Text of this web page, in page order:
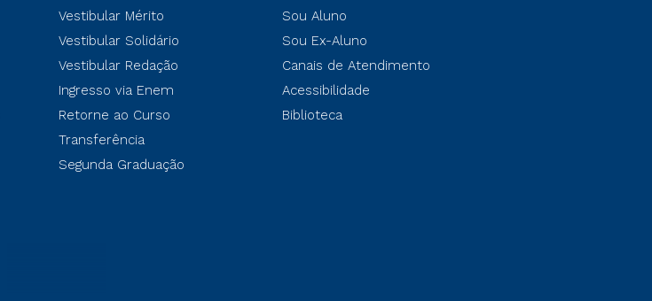
Vestibular Mérito
Vestibular Solidário
Vestibular Redação
Ingresso via Enem
Retorne ao Curso
Transferência
Segunda Graduação
Sou Aluno
Sou Ex-Aluno
Canais de Atendimento
Acessibilidade
Biblioteca